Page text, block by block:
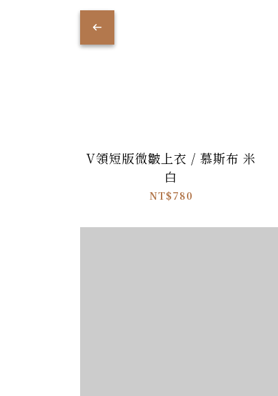
V領短版微皺上衣 / 慕斯布 米
白
NT$780